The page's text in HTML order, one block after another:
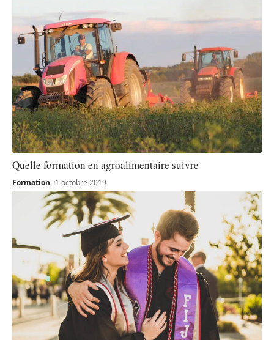
Quelle formation en agroalimentaire suivre
Formation 1 octobre 2019